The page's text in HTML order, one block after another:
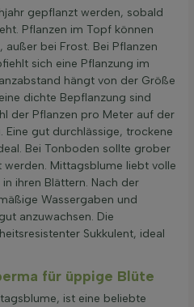
gepflanzt werden, sobald
Pflanzen im Topf können
bei Frost. Bei Pflanzen
sich eine Pflanzung im
hängt von der Größe
dichte Bepflanzung sind
der Pflanzen pro Meter auf der
Eine gut durchlässige, trockene
Bei Tonboden sollte grober
werden. Mittagsblume liebt volle
ihren Blättern. Nach der
Wassergaben und
anzuwachsen. Die
Sukkulent, ideal
für üppige Blüte
ist eine beliebte